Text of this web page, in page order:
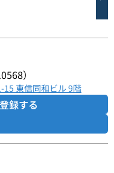
）
東信同和ビル 9階
録する